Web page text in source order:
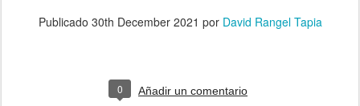
Publicado 30th December 2021 por David Rangel Tapia
0 Añadir un comentario